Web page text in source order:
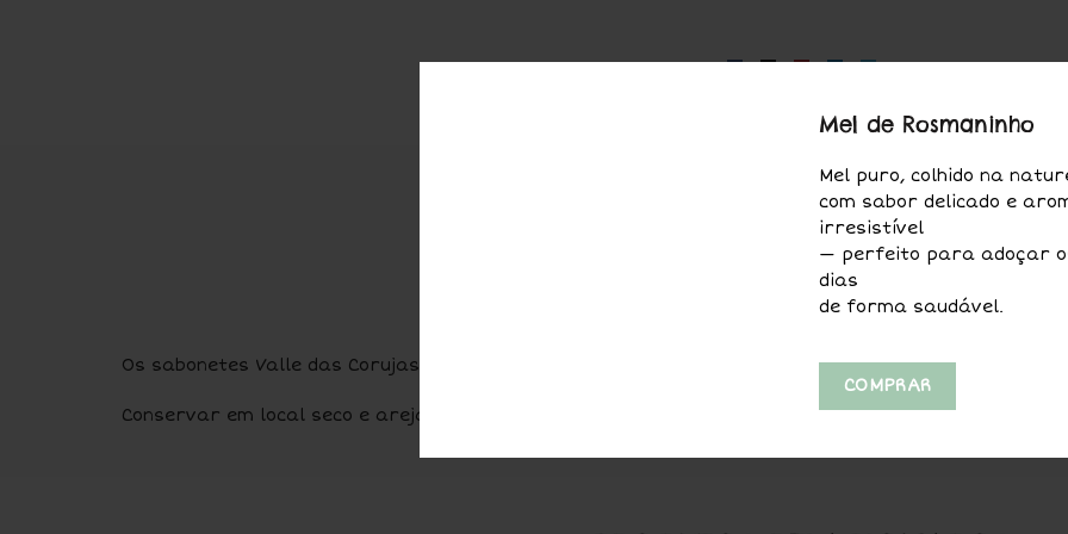
Mel de Rosmaninho
Mel puro, colhido na
com sabor delicado e
irresistível
— perfeito para adoçar
dias
de forma saudável.
COMPRAR
Avaliações (0) Envio &
Os sabonetes Valle das Corujas, são 100% naturais e de fabrico artesanal, que têm por base o
Conservar em local seco e arejado.